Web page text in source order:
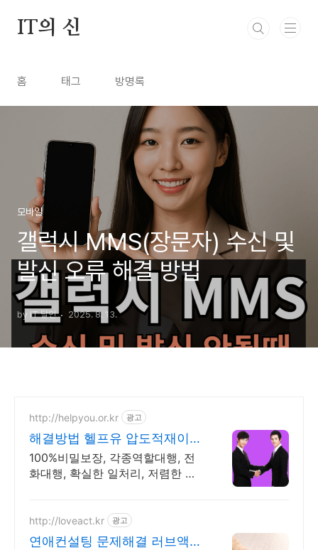
IT의 신
홈 태그 방명록
모바일
갤럭시 MMS(장문자) 수신 및
발신 오류 해결 방법
by IT 달인 2025. 8. 13.
http://helpyou.or.kr 광고
해결방법 헬프유 압도적재이용
역할대행, 상황연출 전문업체
100%비밀보장, 각종역할대행, 전
화대행, 확실한 일처리, 저렴한 비
주세요. 다양한 문제 해결가능
http://loveact.kr 광고
연애컨설팅 문제해결 러브액트